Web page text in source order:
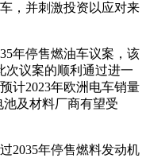
，并刺激投资以应对来
年停售燃油车议案，该
次议案的顺利通过进一
计2023年欧洲电车销量
池及材料厂商有望受
2035年停售燃料发动机